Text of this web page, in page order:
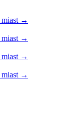
miast →
miast →
miast →
miast →